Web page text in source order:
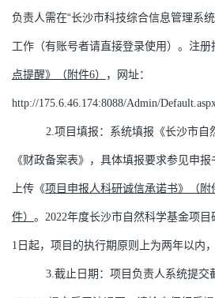
负责人需在“长沙市科技综合信息管理系统
工作（有账号者请直接登录使用）。注册
点提醒》（附件6） ，网址：
http://175.6.46.174:8088/Admin/
2.项目填报：系统填报《长沙市自
《财政备案表》，具体填报要求参见申
上传《项目申报人科研诚信承诺书》（附
件） 。 2022年度长沙市自然科学基金项目
1 日起，项目的执行期原则上为两年以内
3.截止日期：项目负责人系统提交